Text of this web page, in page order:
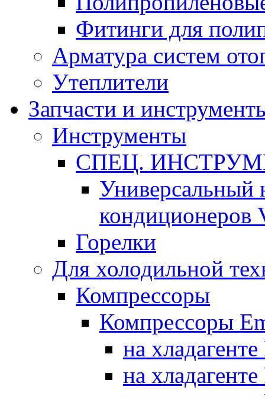
Фитинги для
Арматура систем
Утеплители
Запчасти и
Инструменты
СПЕЦ.
Универсальный
кондиционеров
Горелки
Для холодильной
Компрессоры
Компрессоры
на
на